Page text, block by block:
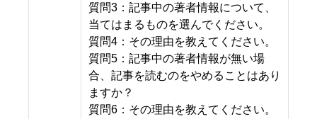
質問3：記事中の著者情報について、
当てはまるものを選んでください。
質問4：その理由を教えてください。
質問5：記事中の著者情報が無い場
合、記事を読むのをやめることはあり
ますか？
質問6：その理由を教えてください。